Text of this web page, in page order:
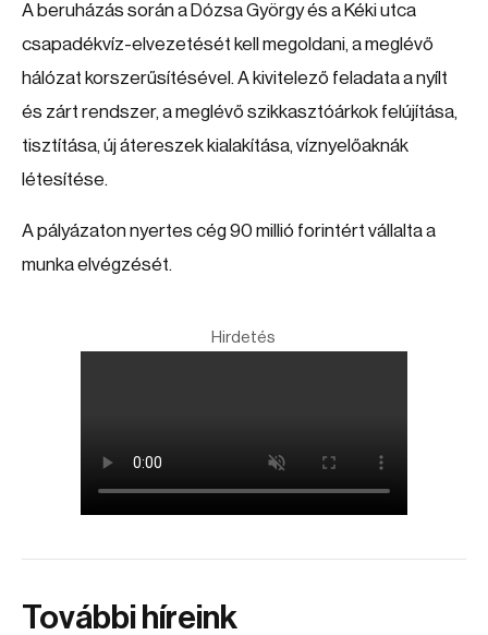
A beruházás során a Dózsa György és a Kéki utca
csapadékvíz-elvezetését kell megoldani, a meglévő
hálózat korszerűsítésével. A kivitelező feladata a nyílt
és zárt rendszer, a meglévő szikkasztóárkok felújítása,
tisztítása, új átereszek kialakítása, víznyelőaknák
létesítése.
A pályázaton nyertes cég 90 millió forintért vállalta a
munka elvégzését.
Hirdetés
További híreink